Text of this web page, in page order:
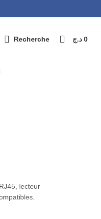
Recherche 0 0 د.ج
lecteur